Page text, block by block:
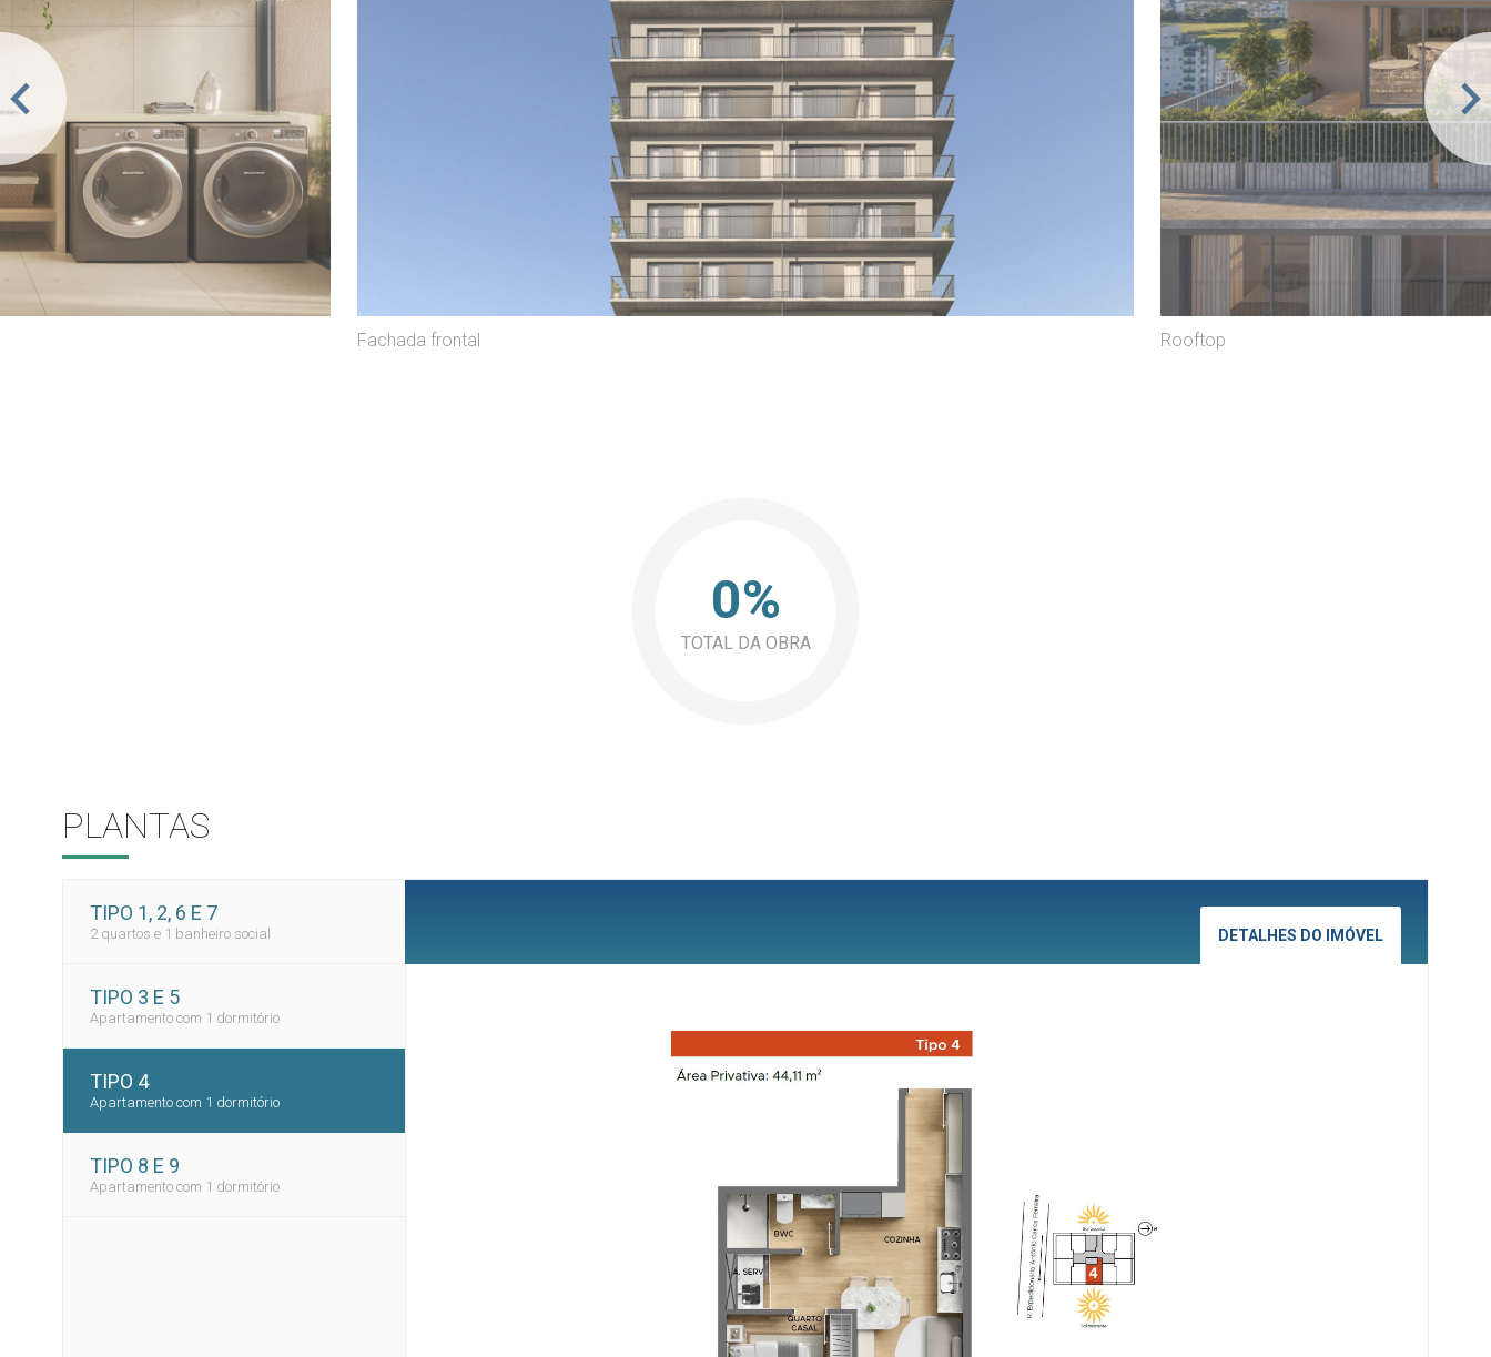
Fachada frontal Rooftop
0%
TOTAL DA OBRA
PLANTAS
TIPO 1, 2, 6 E 7
2 quartos e 1 banheiro social
TIPO 3 E 5
Apartamento com 1 dormitório
TIPO 4
Apartamento com 1 dormitório
TIPO 8 E 9
Apartamento com 1 dormitório
DETALHES DO IMÓVEL